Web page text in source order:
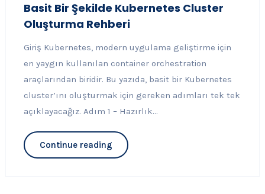
Basit Bir Şekilde Kubernetes Cluster
Oluşturma Rehberi
Giriş Kubernetes, modern uygulama geliştirme için
en yaygın kullanılan container orchestration
araçlarından biridir. Bu yazıda, basit bir Kubernetes
cluster’ını oluşturmak için gereken adımları tek tek
açıklayacağız. Adım 1 – Hazırlık...
Continue reading